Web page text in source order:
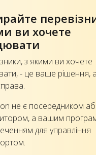
ви хочете
з якими ви хочете
- це ваше рішення,
не є посередником
а вашим
для управління